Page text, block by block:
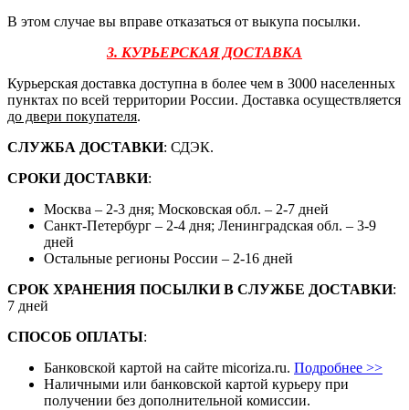
В этом случае вы вправе отказаться от выкупа посылки.
3. КУРЬЕРСКАЯ ДОСТАВКА
Курьерская доставка доступна в более чем в 3000 населенных
пунктах по всей территории России. Доставка осуществляется
до двери покупателя.
СЛУЖБА ДОСТАВКИ: СДЭК.
СРОКИ ДОСТАВКИ:
Москва – 2-3 дня; Московская обл. – 2-7 дней
Санкт-Петербург – 2-4 дня; Ленинградская обл. – 3-9
дней
Остальные регионы России – 2-16 дней
СРОК ХРАНЕНИЯ ПОСЫЛКИ В СЛУЖБЕ ДОСТАВКИ:
7 дней
СПОСОБ ОПЛАТЫ:
Банковской картой на сайте micoriza.ru. Подробнее >>
Наличными или банковской картой курьеру при
получении без дополнительной комиссии.